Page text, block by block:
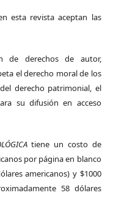
esta revista aceptan las
de derechos de autor,
el derecho moral de los
derecho patrimonial, el
su difusión en acceso
tiene un costo de
por página en blanco
americanos) y $1000
58 dólares